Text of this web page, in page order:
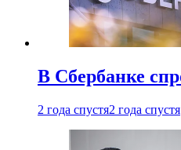
В Сбербанке
2 года спустя2 года спустя